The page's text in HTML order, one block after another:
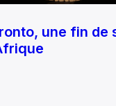
une fin de